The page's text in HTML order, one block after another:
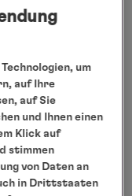
an
dass unser
war bereits
der
um
auf Ihre
auf Sie
und Ihnen einen
Klick auf
stimmen
von Daten an
in Drittstaaten